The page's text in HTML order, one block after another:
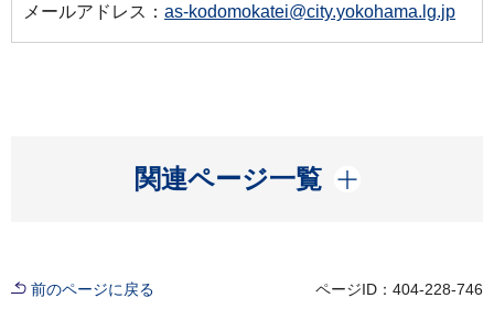
メールアドレス： as-kodomokatei@city.yokohama.lg.jp
関連ページ一覧
開く
前のページに戻る ページID：404-228-746